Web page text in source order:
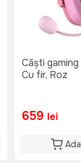
Căști
Cu fir, Roz
659 lei